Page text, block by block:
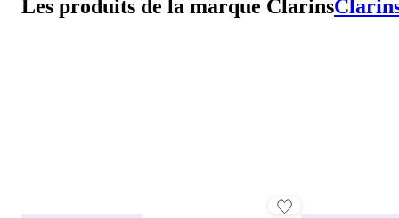
Les produits de la marque Clarins